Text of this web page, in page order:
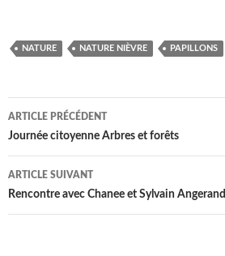
NATURE NATURE NIÈVRE PAPILLONS
Navigation
des
articles
ARTICLE PRÉCÉDENT
Journée citoyenne Arbres et forêts
ARTICLE SUIVANT
Rencontre avec Chanee et Sylvain Angerand